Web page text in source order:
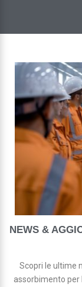
NEWS &
Scopri le ultime
assorbimento per